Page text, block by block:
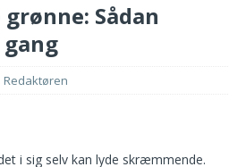
Sådan
Redaktøren
i sig selv kan lyde skræmmende.